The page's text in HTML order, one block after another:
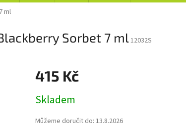
ml
Sorbet 7 ml12032S
415 Kč
cena:
Skladem
Můžeme doručit do: 13.8.2026